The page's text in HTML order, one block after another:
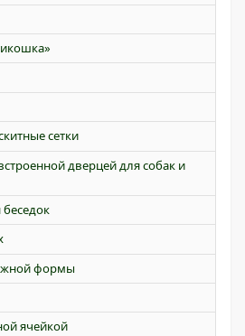
сетки
дверцей для собак и
формы
ячейкой